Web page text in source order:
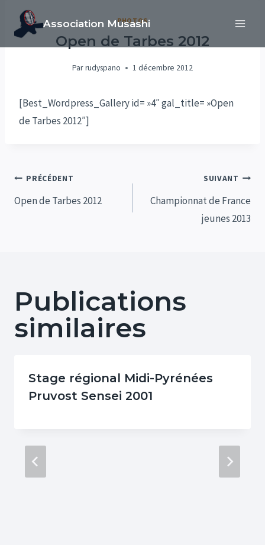
Association Musashi
PHOTOS
Open de Tarbes 2012
Par rudyspano 1 décembre 2012
[Best_Wordpress_Gallery id= »4″ gal_title= »Open
de Tarbes 2012″]
Navigation
de
PRÉCÉDENT
Open de Tarbes 2012
SUIVANT
Championnat de France
jeunes 2013
Publications
similaires
Stage régional Midi-Pyrénées
Pruvost Sensei 2001